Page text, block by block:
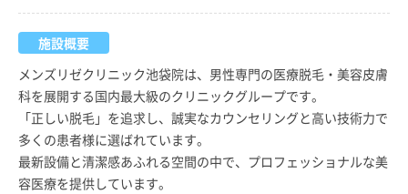
施設概要
メンズリゼクリニック池袋院は、男性専門の医療脱毛・美容皮膚
科を展開する国内最大級のクリニックグループです。
「正しい脱毛」を追求し、誠実なカウンセリングと高い技術力で
多くの患者様に選ばれています。
最新設備と清潔感あふれる空間の中で、プロフェッショナルな美
容医療を提供しています。